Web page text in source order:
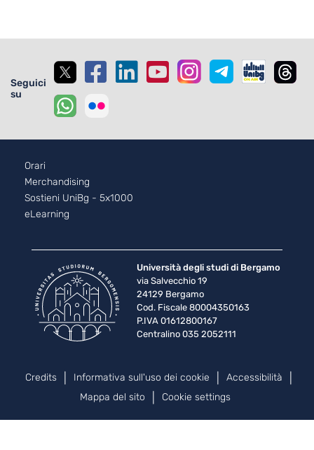
Seguici
su
Footer - 2
Orari
Merchandising
Sostieni UniBg - 5x1000
eLearning
Università degli studi di Bergamo
via Salvecchio 19
24129 Bergamo
Cod. Fiscale 80004350163
P.IVA 01612800167
Centralino 035 2052111
Piè di pagina
Credits Informativa sull'uso dei cookie
Accessibilità
Mappa del sito
Cookie settings